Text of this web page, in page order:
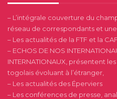
– L’intégrale couverture du
réseau de correspondants et
– Les actualités de la FTF et la
– ECHOS DE NOS
INTERNATIONAUX, présentent
togolais évoluant à l’étranger,
– Les actualités des Éperviers
– Les conférences de presse,